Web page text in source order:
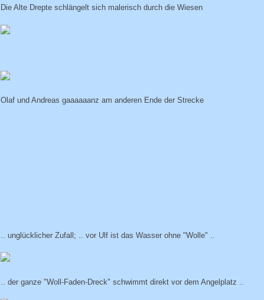
Die Alte Drepte schlängelt sich malerisch durch die Wiesen
Olaf und Andreas gaaaaaanz am anderen Ende der Strecke
.. unglücklicher Zufall; .. vor Ulf ist das Wasser ohne "Wolle" ..
.. der ganze "Woll-Faden-Dreck" schwimmt direkt vor dem Angelplatz ..